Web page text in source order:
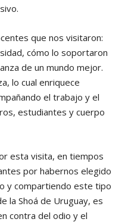
que nos visitaron:
cómo lo soportaron
de un mundo mejor.
lo cual enriquece
el trabajo y el
estudiantes y cuerpo
esta visita, en tiempos
por habernos elegido
y compartiendo este tipo
la Shoá de Uruguay, es
contra del odio y el